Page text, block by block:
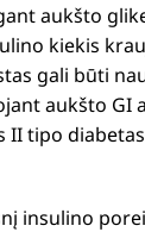
aukšto
kiekis
gali būti
aukšto
II tipo
insulino